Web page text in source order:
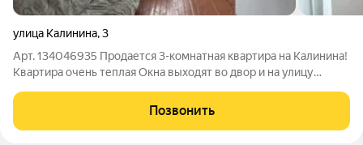
улица Калинина,3
Арт. 134046935 Продается 3-комнатная квартира на Калинина!
Квартира очень теплая Окна выходят во двор и на улицу
Детская площадка, песочница, качели, спортивная площадка
Во дворе достаточно
Позвонить